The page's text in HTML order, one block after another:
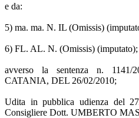
e da:
5) ma. ma. N. IL (Omissis)
6) FL. AL. N. (Omissis) (imputato);
avverso la sentenza n.
CATANIA, DEL 26/02/2010;
Udita in pubblica udienza del
Consigliere Dott. UMBERTO